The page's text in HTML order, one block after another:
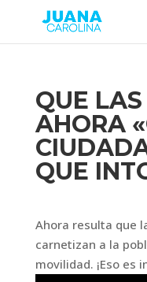
QUE
AHORA
QUE
Ahora resulta que
carnetizan a la
movilidad. ¡Eso es